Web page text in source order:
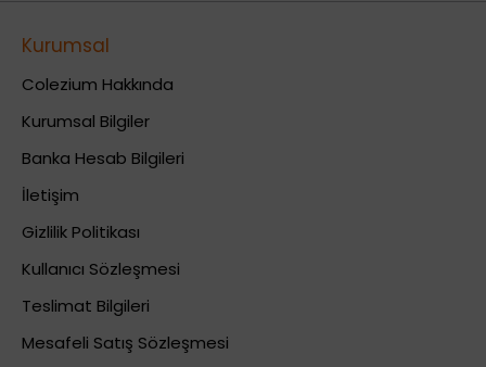
Kurumsal
Colezium Hakkında
Kurumsal Bilgiler
Banka Hesab Bilgileri
İletişim
Gizlilik Politikası
Kullanıcı Sözleşmesi
Teslimat Bilgileri
Mesafeli Satış Sözleşmesi